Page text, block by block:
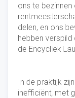
ons te
delen, en ons
hebben verspild
de Encycliek
In de praktijk
inefficiënt, met